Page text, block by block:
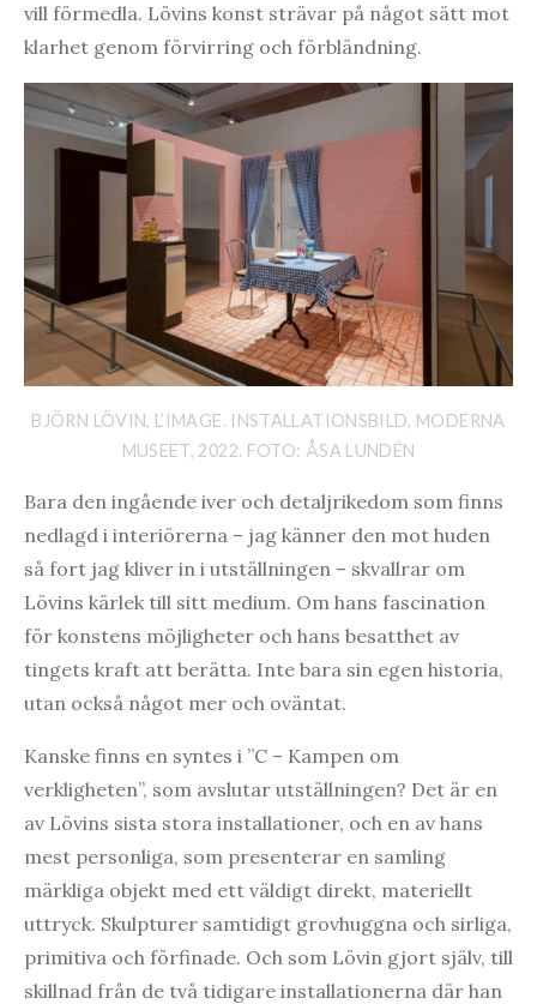
vill förmedla. Lövins konst strävar på något sätt mot
klarhet genom förvirring och förbländning.
BJÖRN LÖVIN, L’IMAGE. INSTALLATIONSBILD, MODERNA
MUSEET, 2022. FOTO: ÅSA LUNDÉN
Bara den ingående iver och detaljrikedom som finns
nedlagd i interiörerna – jag känner den mot huden
så fort jag kliver in i utställningen – skvallrar om
Lövins kärlek till sitt medium. Om hans fascination
för konstens möjligheter och hans besatthet av
tingets kraft att berätta. Inte bara sin egen historia,
utan också något mer och oväntat.
Kanske finns en syntes i ”C – Kampen om
verkligheten”, som avslutar utställningen? Det är en
av Lövins sista stora installationer, och en av hans
mest personliga, som presenterar en samling
märkliga objekt med ett väldigt direkt, materiellt
uttryck. Skulpturer samtidigt grovhuggna och sirliga,
primitiva och förfinade. Och som Lövin gjort själv, till
skillnad från de två tidigare installationerna där han